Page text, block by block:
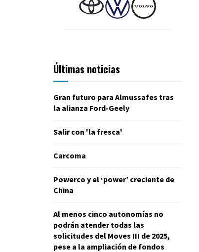
Últimas noticias
Gran futuro para Almussafes tras
la alianza Ford-Geely
Salir con 'la fresca'
Carcoma
Powerco y el ‘power’ creciente de
China
Al menos cinco autonomías no
podrán atender todas las
solicitudes del Moves III de 2025,
pese a la ampliación de fondos